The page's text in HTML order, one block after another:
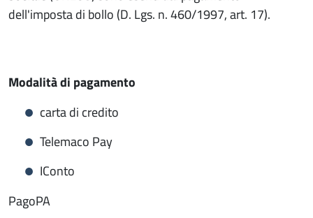
dell'imposta di bollo (D. Lgs. n. 460/1997, art. 17).
Modalità di pagamento
carta di credito
Telemaco Pay
IConto
PagoPA